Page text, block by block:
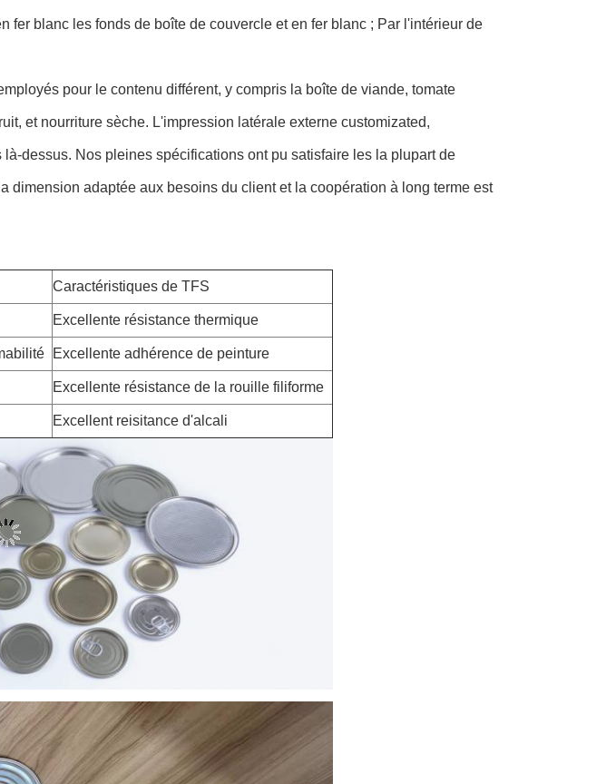
fer blanc les fonds de boîte de couvercle et en fer blanc ; Par l'intérieur de
pour le contenu différent, y compris la boîte de viande, tomate
et nourriture sèche. L'impression latérale externe customizated,
dessus. Nos pleines spécifications ont pu satisfaire les la plupart de
dimension adaptée aux besoins du client et la coopération à long terme est
Caractéristiques de TFS
Excellente résistance thermique
Excellente adhérence de peinture
Excellente résistance de la rouille filiforme
Excellent reisitance d'alcali